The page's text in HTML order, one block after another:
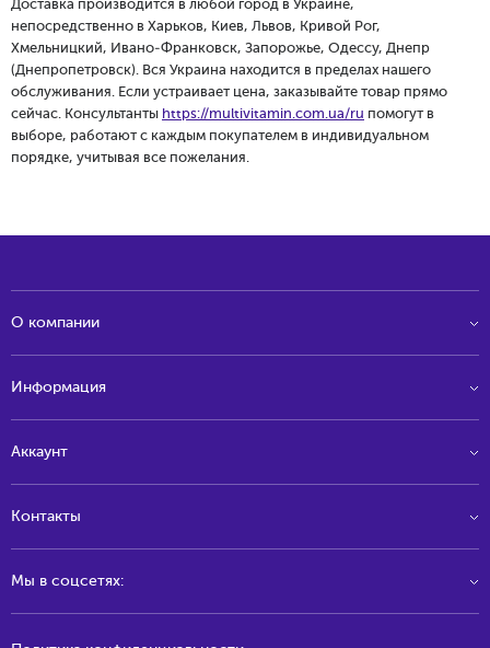
Доставка производится в любой город в Украине,
непосредственно в Харьков, Киев, Львов, Кривой Рог,
Хмельницкий, Ивано-Франковск, Запорожье, Одессу, Днепр
(Днепропетровск). Вся Украина находится в пределах нашего
обслуживания. Если устраивает цена, заказывайте товар прямо
сейчас. Консультанты https://multivitamin.com.ua/ru помогут в
выборе, работают с каждым покупателем в индивидуальном
порядке, учитывая все пожелания.
О компании
Информация
Аккаунт
Контакты
Мы в соцсетях: